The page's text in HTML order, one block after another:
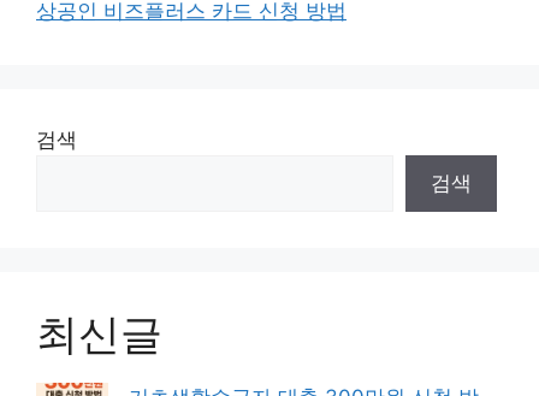
상공인 비즈플러스 카드 신청 방법
검색
검색
최신글